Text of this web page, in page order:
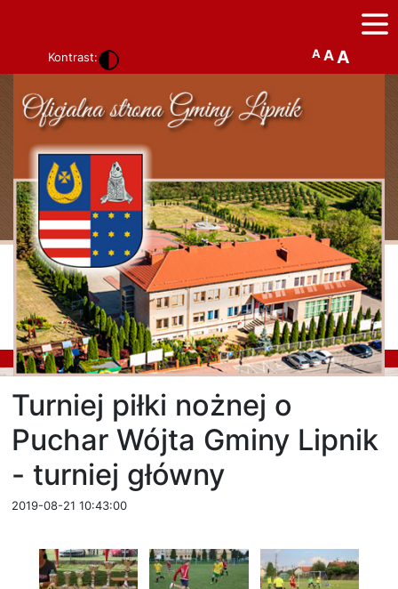
Kontrast: A AA
Turniej piłki nożnej o
Puchar Wójta Gminy Lipnik
- turniej główny
2019-08-21 10:43:00